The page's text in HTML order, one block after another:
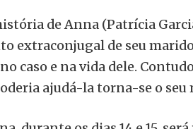
de Anna (Patrícia
extraconjugal de seu
caso e na vida dele.
ajudá-la torna-se o